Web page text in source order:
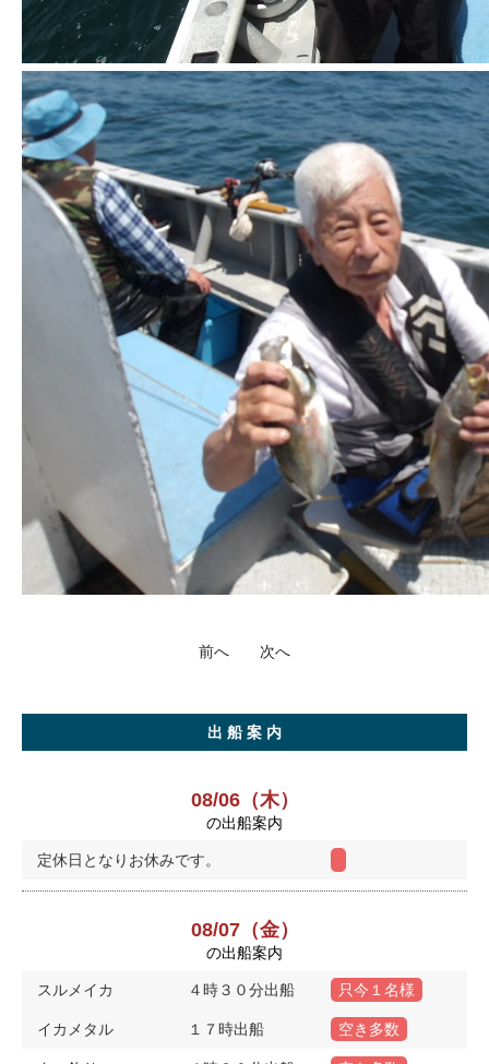
前へ 次へ
出 船 案 内
08/06（木）
の出船案内
定休日となりお休みです。
08/07（金）
の出船案内
スルメイカ ４時３０分出船 只今１名様
イカメタル １７時出船 空き多数